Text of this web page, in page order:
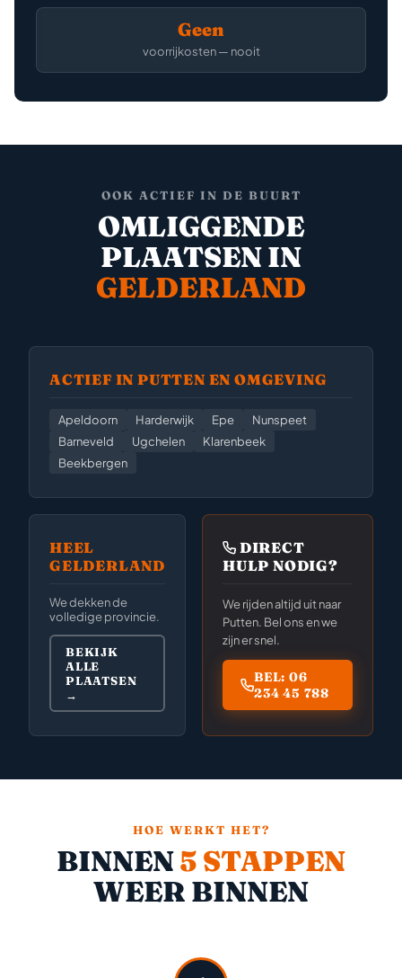
Geen
voorrijkosten — nooit
OOK ACTIEF IN DE BUURT
OMLIGGENDE
PLAATSEN IN
GELDERLAND
ACTIEF IN PUTTEN EN OMGEVING
Apeldoorn Harderwijk Epe
Nunspeet
Barneveld
Ugchelen
Klarenbeek
Beekbergen
HEEL
GELDERLAND
We dekken de
volledige provincie.
BEKIJK
ALLE
PLAATSEN
→
DIRECT
HULP NODIG?
We rijden altijd uit naar
Putten. Bel ons en we
zijn er snel.
BEL: 06
234 45 788
HOE WERKT HET?
BINNEN5 STAPPEN
WEER BINNEN